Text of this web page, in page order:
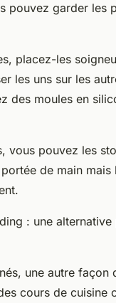
pouvez garder les
placez-les
les uns sur les
des moules en
vous pouvez les
de main
: une
une autre
cours de